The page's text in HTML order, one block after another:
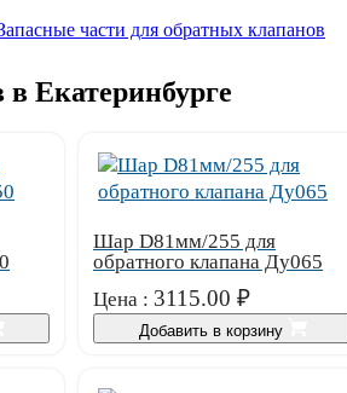
части для обратных клапанов
Екатеринбурге
Шар D81мм/255 для
обратного клапана Ду065
Цена : 3115.00 ₽
Добавить в корзину